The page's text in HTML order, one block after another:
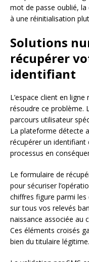
mot de passe oublié,
à une réinitialisation
Solutions
récupérer
identifiant
L’espace client en
résoudre ce problème.
parcours utilisateur
La plateforme détecte
récupérer un
processus en
Le formulaire de
pour sécuriser
chiffres figure parmi
sur tous vos relevés
naissance associée au
Ces éléments croisés
bien du titulaire légitime.